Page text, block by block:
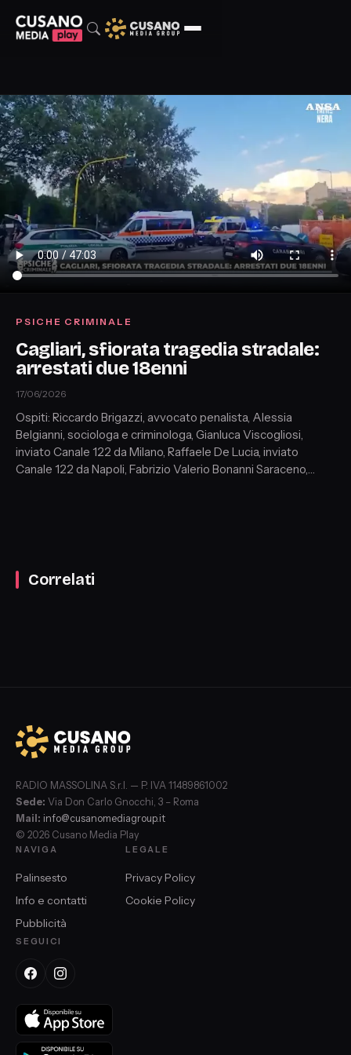
PSICHE CRIMINALE
Cagliari, sfiorata tragedia stradale:
arrestati due 18enni
17/06/2026
Ospiti: Riccardo Brigazzi, avvocato penalista, Alessia
Belgianni, sociologa e criminologa, Gianluca Viscogliosi,
inviato Canale 122 da Milano, Raffaele De Lucia, inviato
Canale 122 da Napoli, Fabrizio Valerio Bonanni Saraceno,
Correlati
RADIO MASSOLINA S.r.l. — P. IVA 11489861002
Sede: Via Don Carlo Gnocchi, 3 – Roma
Mail: info@cusanomediagroup.it
© 2026 Cusano Media Play
NAVIGA
Palinsesto
Info e contatti
Pubblicità
LEGALE
Privacy Policy
Cookie Policy
SEGUICI